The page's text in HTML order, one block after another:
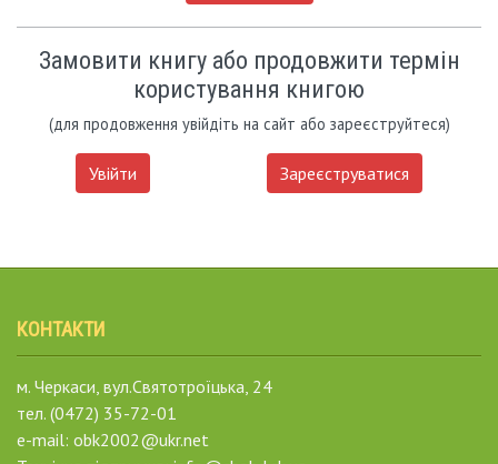
Замовити книгу або продовжити термін
користування книгою
(для продовження увійдіть на сайт або зареєструйтеся)
Увійти Зареєструватися
КОНТАКТИ
м. Черкаси, вул.Святотроїцька, 24
тел. (0472) 35-72-01
e-mail: obk2002@ukr.net